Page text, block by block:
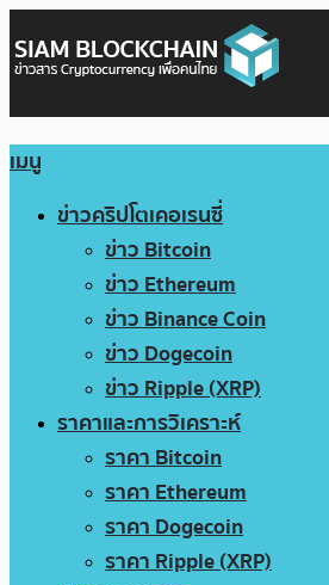
เมนู
ข่าวคริปโตเคอเรนซี่
ข่าว Bitcoin
ข่าว Ethereum
ข่าว Binance Coin
ข่าว Dogecoin
ข่าว Ripple (XRP)
ราคาและการวิเคราะห์
ราคา Bitcoin
ราคา Ethereum
ราคา Dogecoin
ราคา Ripple (XRP)